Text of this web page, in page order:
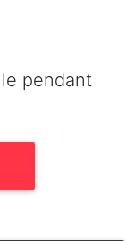
pendant